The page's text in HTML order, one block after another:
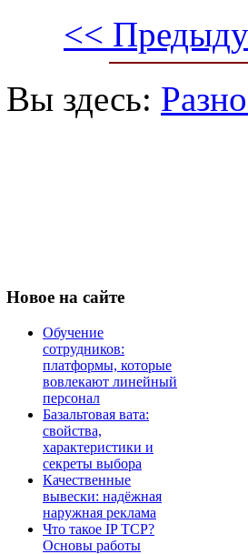
<<
Вы здесь:
Новое на сайте
Обучение
сотрудников:
платформы, которые
вовлекают линейный
персонал
Базальтовая вата:
свойства,
характеристики и
секреты выбора
Качественные
вывески: надёжная
наружная реклама
Что такое IP TCP?
Основы работы